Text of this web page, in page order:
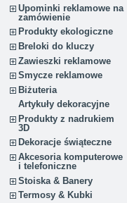
Upominki reklamowe na
zamówienie
Produkty ekologiczne
Breloki do kluczy
Zawieszki reklamowe
Smycze reklamowe
Biżuteria
Artykuły dekoracyjne
Produkty z nadrukiem
3D
Dekoracje świąteczne
Akcesoria komputerowe
i telefoniczne
Stoiska & Banery
Termosy & Kubki